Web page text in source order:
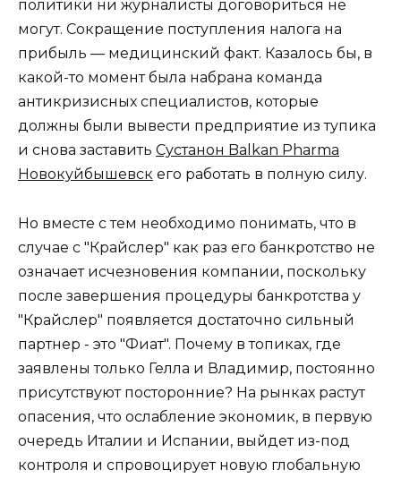
политики ни журналисты договориться не
могут. Сокращение поступления налога на
прибыль — медицинский факт. Казалось бы, в
какой-то момент была набрана команда
антикризисных специалистов, которые
должны были вывести предприятие из тупика
и снова заставить Сустанон Balkan Pharma
Новокуйбышевск его работать в полную силу.
Но вместе с тем необходимо понимать, что в
случае с "Крайслер" как раз его банкротство не
означает исчезновения компании, поскольку
после завершения процедуры банкротства у
"Крайслер" появляется достаточно сильный
партнер - это "Фиат". Почему в топиках, где
заявлены только Гелла и Владимир, постоянно
присутствуют посторонние? На рынках растут
опасения, что ослабление экономик, в первую
очередь Италии и Испании, выйдет из-под
контроля и спровоцирует новую глобальную